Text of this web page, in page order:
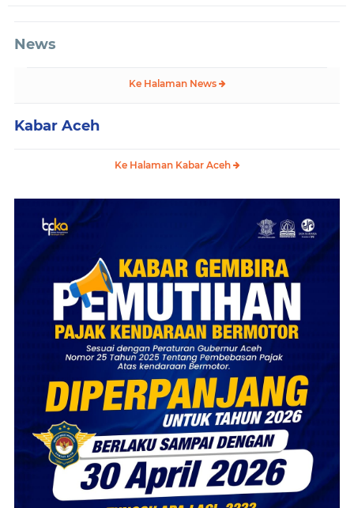
News
Ke Halaman News
Kabar Aceh
Ke Halaman Kabar Aceh